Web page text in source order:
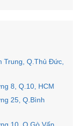
Trung, Q.Thủ Đức,
8, Q.10, HCM
25, Q.Bình